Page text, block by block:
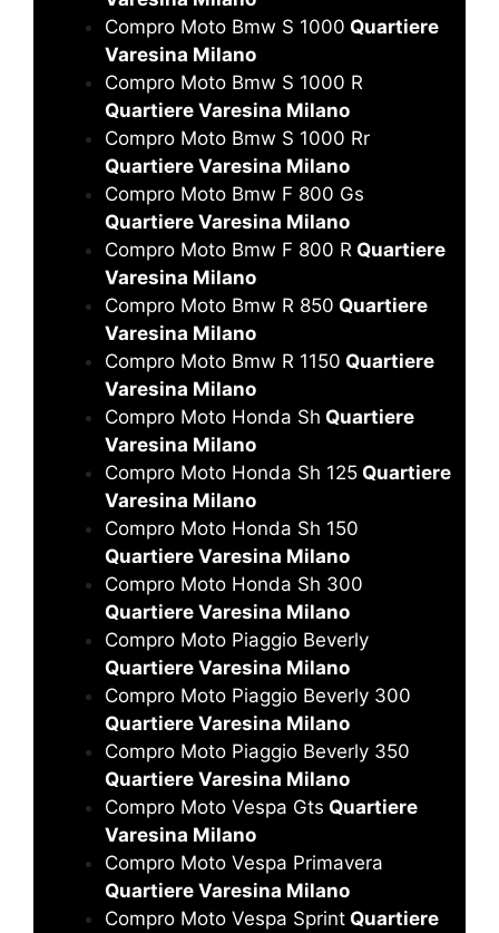
Compro Moto Bmw S 1000 Quartiere
Varesina Milano
Compro Moto Bmw S 1000 R
Quartiere Varesina Milano
Compro Moto Bmw S 1000 Rr
Quartiere Varesina Milano
Compro Moto Bmw F 800 Gs
Quartiere Varesina Milano
Compro Moto Bmw F 800 R Quartiere
Varesina Milano
Compro Moto Bmw R 850 Quartiere
Varesina Milano
Compro Moto Bmw R 1150 Quartiere
Varesina Milano
Compro Moto Honda Sh Quartiere
Varesina Milano
Compro Moto Honda Sh 125 Quartiere
Varesina Milano
Compro Moto Honda Sh 150
Quartiere Varesina Milano
Compro Moto Honda Sh 300
Quartiere Varesina Milano
Compro Moto Piaggio Beverly
Quartiere Varesina Milano
Compro Moto Piaggio Beverly 300
Quartiere Varesina Milano
Compro Moto Piaggio Beverly 350
Quartiere Varesina Milano
Compro Moto Vespa Gts Quartiere
Varesina Milano
Compro Moto Vespa Primavera
Quartiere Varesina Milano
Compro Moto Vespa Sprint Quartiere